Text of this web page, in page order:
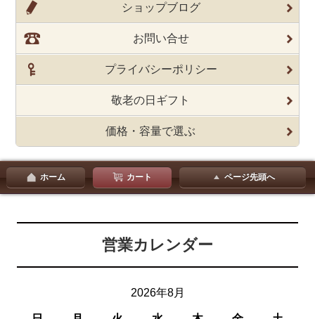
ショップブログ
お問い合せ
プライバシーポリシー
敬老の日ギフト
価格・容量で選ぶ
ホーム カート ページ先頭へ
営業カレンダー
2026年8月